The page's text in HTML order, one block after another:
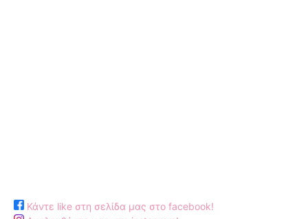
Κάντε like στη σελίδα μας στο facebook!